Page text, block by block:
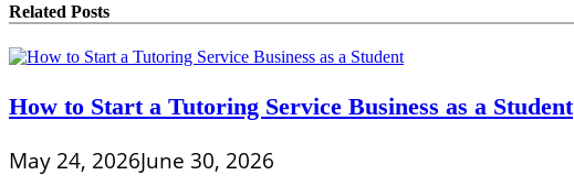
Related Posts
How to Start a Tutoring Service Business as a Student
May 24, 2026June 30, 2026